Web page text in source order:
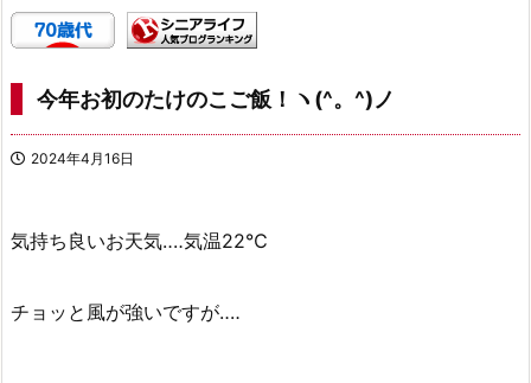
今年お初のたけのこご飯！ヽ(^。^)ノ
2024年4月16日
気持ち良いお天気‥‥気温22℃
チョッと風が強いですが‥‥